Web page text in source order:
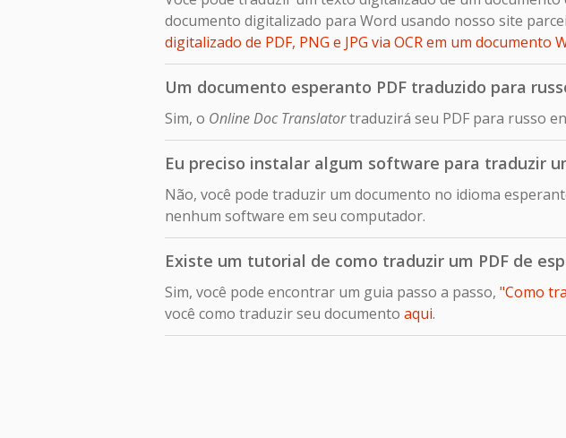
documento digitalizado para Word usando nosso site
digitalizado de PDF, PNG e JPG via OCR em um documento
Um documento esperanto PDF traduzido para
Sim, o Online Doc Translatortraduzirá seu PDF para russo
Eu preciso instalar algum software para traduzir
Não, você pode traduzir um documento no idioma
nenhum software em seu computador.
Existe um tutorial de como traduzir um PDF de
Sim, você pode encontrar um guia passo a passo, "Como
você como traduzir seu documento aqui.